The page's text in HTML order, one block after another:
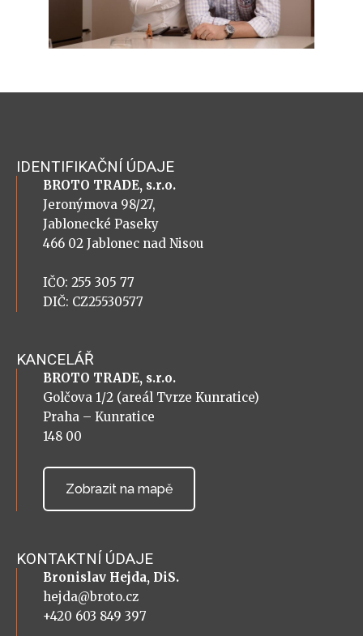
IDENTIFIKAČNÍ ÚDAJE
BROTO TRADE, s.r.o.
Jeronýmova 98/27,
Jablonecké Paseky
466 02 Jablonec nad Nisou
IČO: 255 305 77
DIČ: CZ25530577
KANCELÁŘ
BROTO TRADE, s.r.o.
Golčova 1/2 (areál Tvrze Kunratice)
Praha – Kunratice
148 00
Zobrazit na mapě
KONTAKTNÍ ÚDAJE
Bronislav Hejda, DiS.
hejda@broto.cz
+420 603 849 397